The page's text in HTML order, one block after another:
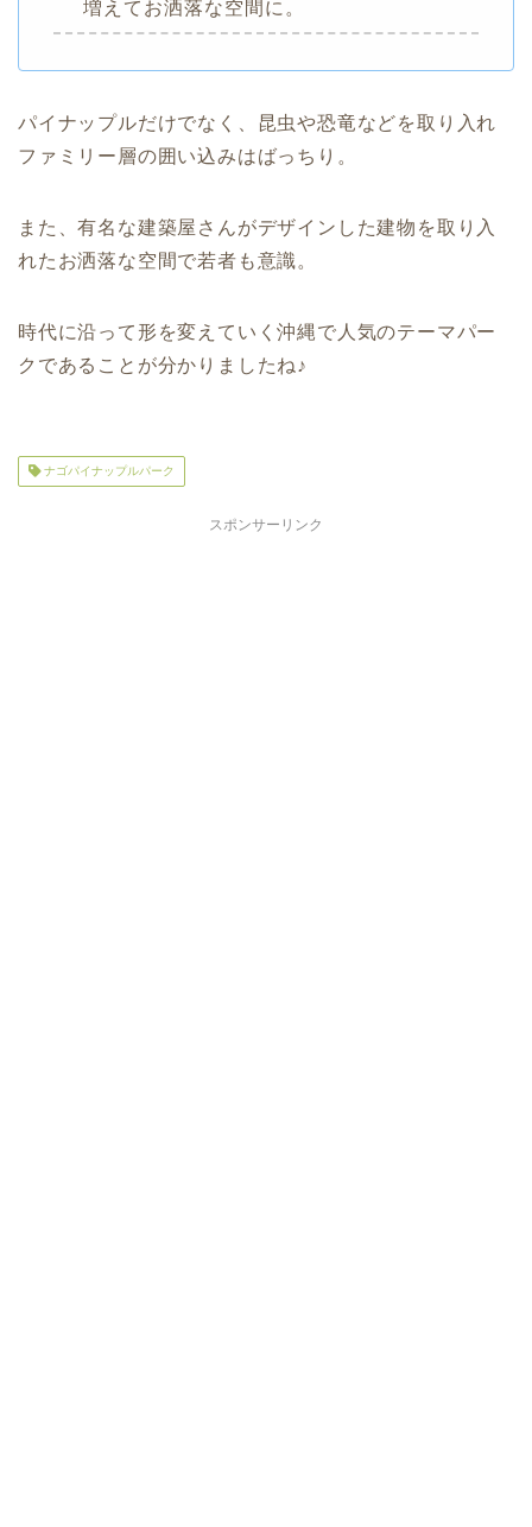
増えてお洒落な空間に。
パイナップルだけでなく、昆虫や恐竜などを取り入れ
ファミリー層の囲い込みはばっちり。
また、有名な建築屋さんがデザインした建物を取り入
れたお洒落な空間で若者も意識。
時代に沿って形を変えていく沖縄で人気のテーマパー
クであることが分かりましたね♪
ナゴパイナップルパーク
スポンサーリンク